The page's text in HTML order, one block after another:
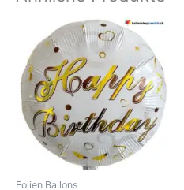
Folien Ballons